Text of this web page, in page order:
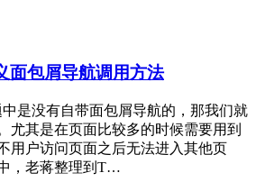
面包屑导航调用方法
中是没有自带面包屑导航的，那我们就
尤其是在页面比较多的时候需要用到
用户访问页面之后无法进入其他页
，老蒋整理到T…